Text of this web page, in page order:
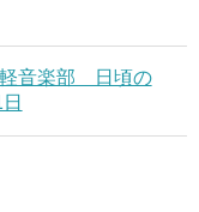
音楽部 日頃の